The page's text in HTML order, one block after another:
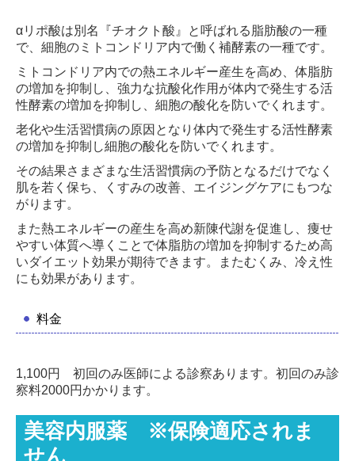
αリポ酸は別名『チオクト酸』と呼ばれる脂肪酸の一種
で、細胞のミトコンドリア内で働く補酵素の一種です。
ミトコンドリア内での熱エネルギー産生を高め、体脂肪
の増加を抑制し、強力な抗酸化作用が体内で発生する活
性酵素の増加を抑制し、細胞の酸化を防いでくれます。
老化や生活習慣病の原因となり体内で発生する活性酵素
の増加を抑制し細胞の酸化を防いでくれます。
その結果さまざまな生活習慣病の予防となるだけでなく
肌を若く保ち、くすみの改善、エイジングケアにもつな
がります。
また熱エネルギーの産生を高め新陳代謝を促進し、痩せ
やすい体質へ導くことで体脂肪の増加を抑制するため高
いダイエット効果が期待できます。またむくみ、冷え性
にも効果があります。
料金
1,100円 初回のみ医師による診察あります。初回のみ診
察料2000円かかります。
美容内服薬 ※保険適応されま
せん